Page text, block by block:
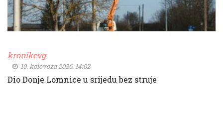
kronikevg
10. kolovoza 2026. 14:02
Dio Donje Lomnice u srijedu bez struje